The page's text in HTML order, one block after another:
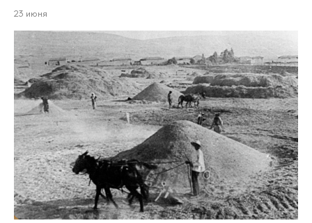
23 июня